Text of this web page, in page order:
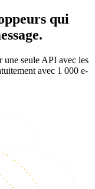
qui
seule API avec les
avec 1 000 e-